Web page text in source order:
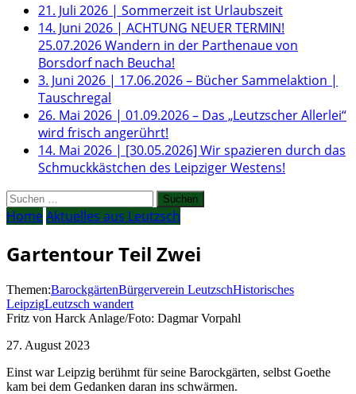
21. Juli 2026 | Sommerzeit ist Urlaubszeit
14. Juni 2026 | ACHTUNG NEUER TERMIN!
25.07.2026 Wandern in der Parthenaue von
Borsdorf nach Beucha!
3. Juni 2026 | 17.06.2026 – Bücher Sammelaktion |
Tauschregal
26. Mai 2026 | 01.09.2026 – Das „Leutzscher Allerlei“
wird frisch angerührt!
14. Mai 2026 | [30.05.2026] Wir spazieren durch das
Schmuckkästchen des Leipziger Westens!
Suchen
nach:
HomeAktuelles aus Leutzsch
Gartentour Teil Zwei
Themen:BarockgärtenBürgerverein LeutzschHistorisches
LeipzigLeutzsch wandert
Fritz von Harck Anlage/Foto: Dagmar Vorpahl
27. August 2023
Einst war Leipzig berühmt für seine Barockgärten, selbst Goethe
kam bei dem Gedanken daran ins schwärmen.